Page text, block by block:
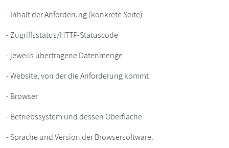
- Inhalt der Anforderung (konkrete Seite)
- Zugriffsstatus/HTTP-Statuscode
- jeweils übertragene Datenmenge
- Website, von der die Anforderung kommt
- Browser
- Betriebssystem und dessen Oberfläche
- Sprache und Version der Browsersoftware.